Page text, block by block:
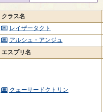
クラス名
レイザータクト
アルシュ・アンジュ
エスプリ名
クェーサードクトリン